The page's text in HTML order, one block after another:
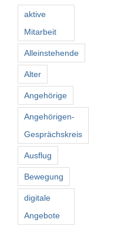
aktive
Mitarbeit
Alleinstehende
Alter
Angehörige
Angehörigen-
Gesprächskreis
Ausflug
Bewegung
digitale
Angebote